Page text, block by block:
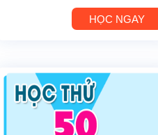
HỌC NGAY